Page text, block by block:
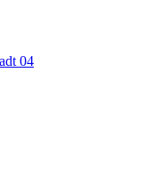
04